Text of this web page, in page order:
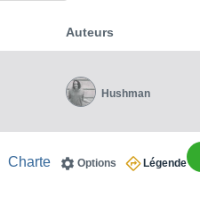
Auteurs
Hushman
Légende
Options
Charte